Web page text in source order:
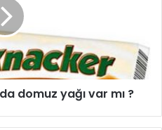
domuz yağı var mı ?